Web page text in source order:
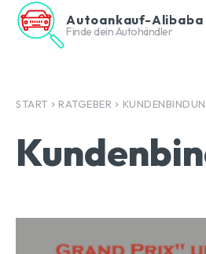
Autoankauf-Alibaba
Finde dein Autohändler
START RATGEBER